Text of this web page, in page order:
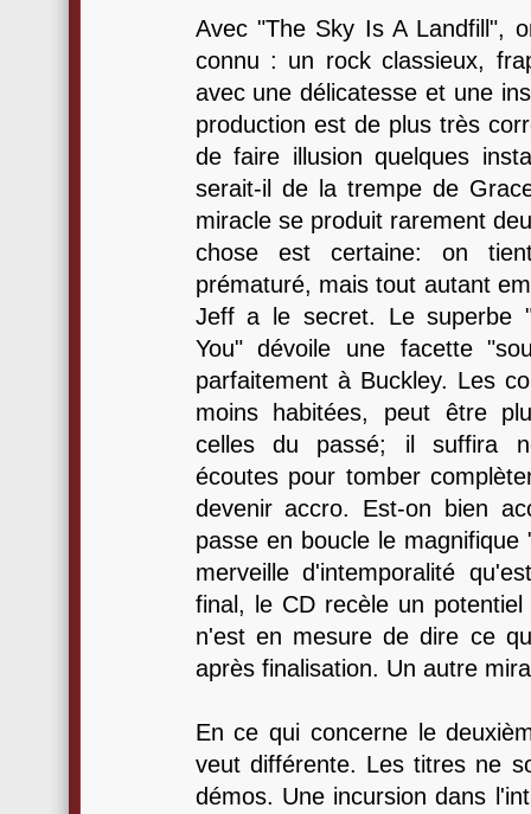
Avec "The Sky Is A Landfill",
connu : un rock classieux,
avec une délicatesse et une
production est de plus très
de faire illusion quelques
serait-il de la trempe de
miracle se produit rarement
chose est certaine: on
prématuré, mais tout autant
Jeff a le secret. Le superbe
You" dévoile une facette
parfaitement à Buckley. Les
moins habitées, peut être
celles du passé; il suffira
écoutes pour tomber
devenir accro. Est-on bien
passe en boucle le
merveille d'intemporalité
final, le CD recèle un
n'est en mesure de dire ce
après finalisation. Un autre
En ce qui concerne le
veut différente. Les titres ne
démos. Une incursion dans